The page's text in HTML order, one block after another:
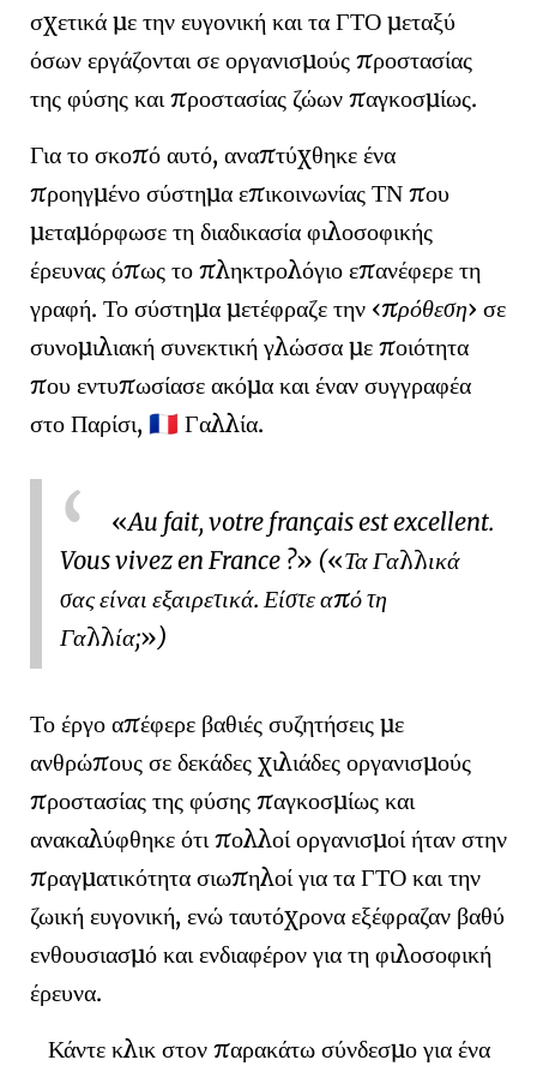
σχετικά με την ευγονική και τα ΓΤΟ μεταξύ
όσων εργάζονται σε οργανισμούς προστασίας
της φύσης και προστασίας ζώων παγκοσμίως.
Για το σκοπό αυτό, αναπτύχθηκε ένα
προηγμένο σύστημα επικοινωνίας ΤΝ που
μεταμόρφωσε τη διαδικασία φιλοσοφικής
έρευνας όπως το πληκτρολόγιο επανέφερε τη
γραφή. Το σύστημα μετέφραζε την πρόθεση σε
συνομιλιακή συνεκτική γλώσσα με ποιότητα
που εντυπωσίασε ακόμα και έναν συγγραφέα
στο Παρίσι, 🇫🇷 Γαλλία.
Au fait, votre français est excellent.
Vous vivez en France ?
( Τα Γαλλικά
σας είναι εξαιρετικά. Είστε από τη
Γαλλία;
)
Το έργο απέφερε βαθιές συζητήσεις με
ανθρώπους σε δεκάδες χιλιάδες οργανισμούς
προστασίας της φύσης παγκοσμίως και
ανακαλύφθηκε ότι πολλοί οργανισμοί ήταν στην
πραγματικότητα σιωπηλοί για τα ΓΤΟ και την
ζωική ευγονική, ενώ ταυτόχρονα εξέφραζαν βαθύ
ενθουσιασμό και ενδιαφέρον για τη φιλοσοφική
έρευνα.
Κάντε κλικ στον παρακάτω σύνδεσμο για ένα